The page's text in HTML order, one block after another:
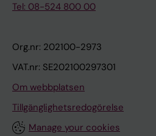
Tel: 08-524 800 00
Org.nr: 202100-2973
VAT.nr: SE202100297301
Om webbplatsen
Tillgänglighetsredogörelse
Manage your cookies